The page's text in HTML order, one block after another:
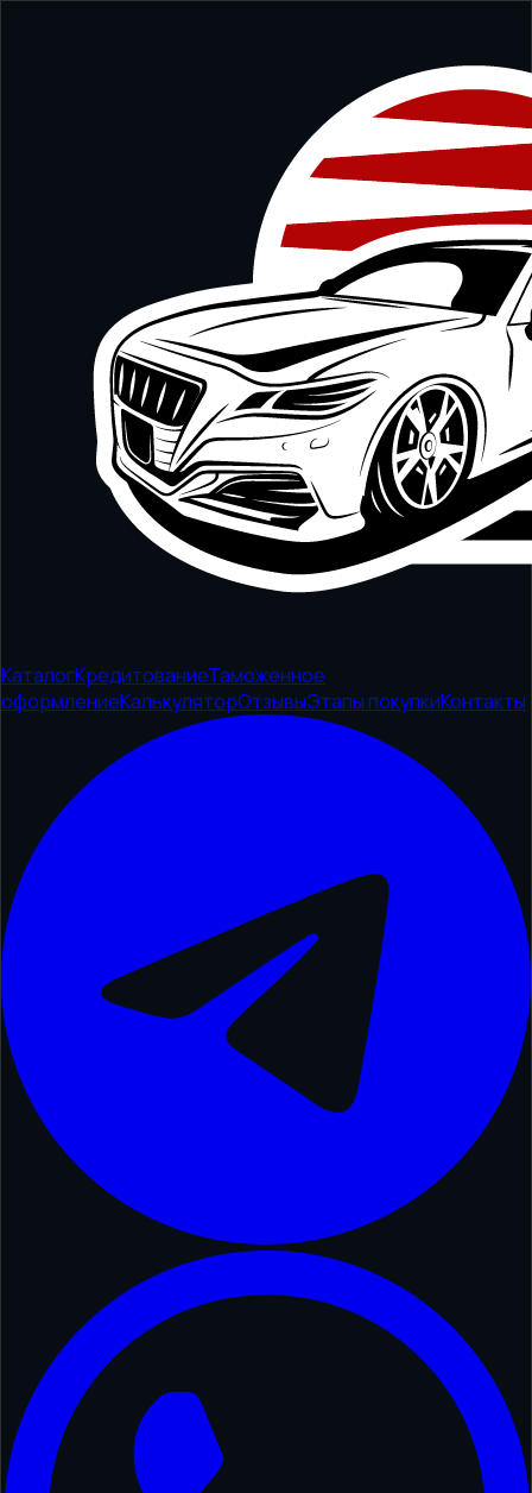
КаталогКредитованиеТаможенное
оформлениеКалькуляторОтзывыЭтапы покупкиКонтакты